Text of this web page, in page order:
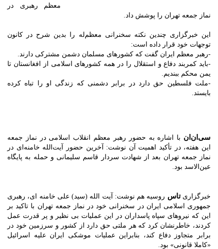
معظم رهبری در
نماز جمعه تهران را پوشش داد.
این خبرگزاری چندین نکته سخنرانی معظم‌له را بدین شرح در کانون
توجهات خود قرار داده است:
-رهبر معظم ایران گفت که کشورهای مسلمان دشمن مشترکی دارند.
-باید کمربند دفاع و استقلال را در همه کشورهای اسلامی از افغانستان تا
یمن محکم ببندیم.
-ملت فلسطین حق دارد در برابر دشمنی که زندگی او را تباه کرده
بایستد.
سی‌ان‌ان با اشاره به حضور رهبر معظم انقلاب اسلامی در نماز جمعه
این هفته، در تأکید اهمیت آن نوشت: آخرین حضور آیت‌الله خامنه‌ای در
نماز جمعه تهران بعد از شهادت سردار قاسم سلیمانی و حمله به پایگاه
عین‌الاسد بود.
خبرگزاریتاس روسیه هم نوشت: آیت الله (سید) علی خامنه ای، رهبری
جمهوری اسلامی ایران در سخنرانی خود در نماز جمعه تهران با تاکید بر
این که نیروهای سپاه پاسداران در این عملیات بی نظیر و پر قدرت عمل
کردند، خاطرنشان کرد که هر ملتی حق دارد از کشور و سرزمین خود در
برابر متجاوز دفاع کند، بنابراین عملیات موشکی ایران علیه اسرائیل
«کاملا قانونی» بود.